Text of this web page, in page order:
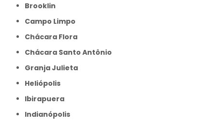
Brooklin
Campo Limpo
Chácara Flora
Chácara Santo Antônio
Granja Julieta
Heliópolis
Ibirapuera
Indianópolis